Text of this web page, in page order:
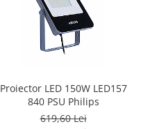
Proiector LED 150W LED157
840 PSU Philips
619,60 Lei